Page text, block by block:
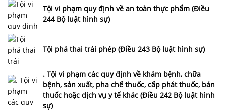
Tội vi phạm quy định về an toàn thực phẩm (Điều
244 Bộ luật hình sự)
Tội phá thai trái phép (Điều 243 Bộ luật hình sự)
. Tội vi phạm các quy định về khám bệnh, chữa
bệnh, sản xuất, pha chế thuốc, cấp phát thuốc, bán
thuốc hoặc dịch vụ y tế khác (Điều 242 Bộ luật hình
sự)